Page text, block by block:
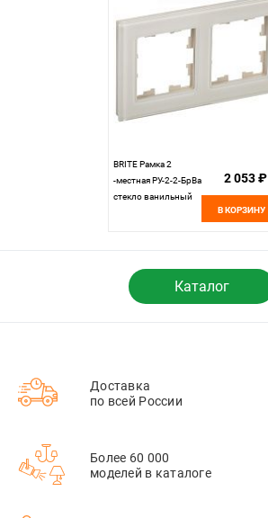
BRITE Рамка 2
-местная РУ-2-2-БрВа
стекло ванильный
2 053 ₽
В КОРЗИНУ
Каталог
Доставка
по всей России
Более 60 000
моделей в каталоге